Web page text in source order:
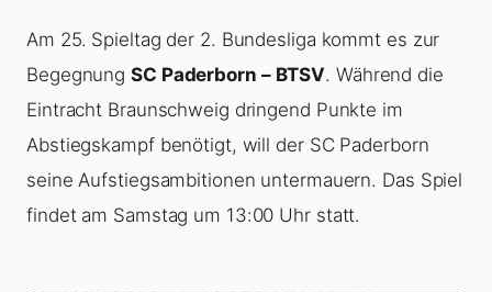
Am 25. Spieltag der 2. Bundesliga kommt es zur
BegegnungSC Paderborn – BTSV. Während die
Eintracht Braunschweig dringend Punkte im
Abstiegskampf benötigt, will der SC Paderborn
seine Aufstiegsambitionen untermauern. Das Spiel
findet am Samstag um 13:00 Uhr statt.